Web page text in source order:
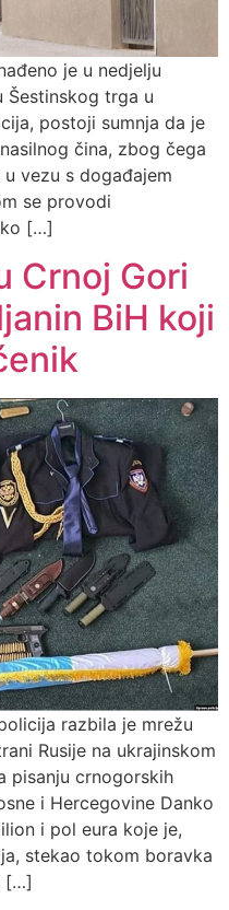
je u nedjelju
Šestinskog trga u
postoji sumnja da je
čina, zbog čega
vezu s događajem
se provodi
[…]
Crnoj Gori
BiH koji
razbila je mrežu
Rusije na ukrajinskom
pisanju crnogorskih
i Hercegovine Danko
i pol eura koje je,
stekao tokom boravka
[…]